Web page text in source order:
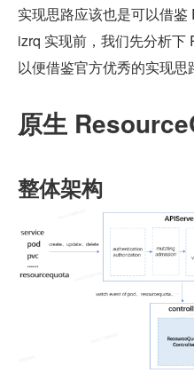
实现思路应该也是可以借
izrq 实现前，我们先分析下
以便借鉴官方优秀的实现思
原生
整体架构